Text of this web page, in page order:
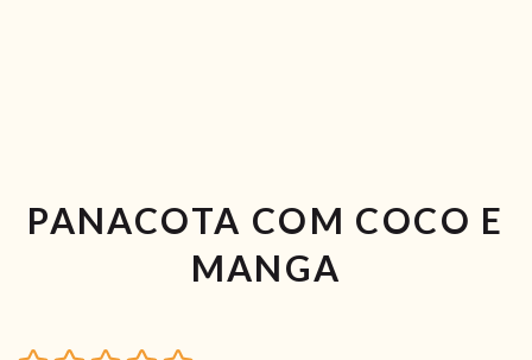
PANACOTA COM COCO E
MANGA